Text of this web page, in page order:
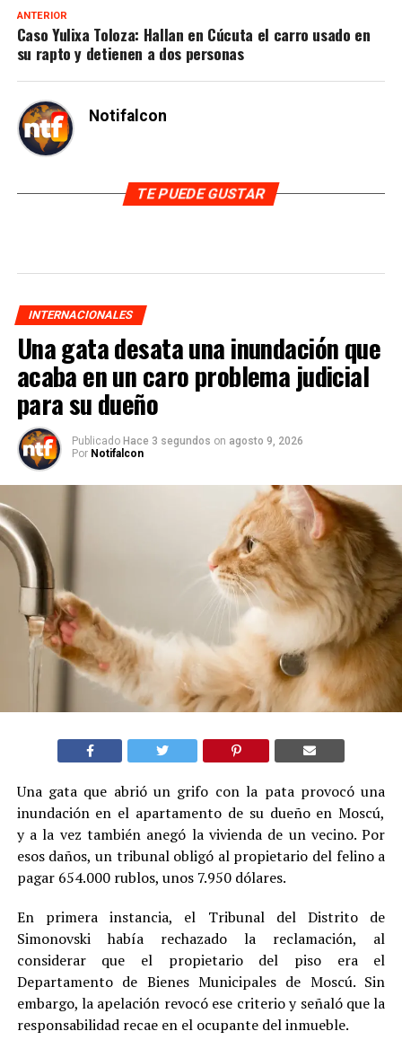
ANTERIOR
Caso Yulixa Toloza: Hallan en Cúcuta el carro usado en
su rapto y detienen a dos personas
Notifalcon
TE PUEDE GUSTAR
INTERNACIONALES
Una gata desata una inundación que
acaba en un caro problema judicial
para su dueño
Publicado Hace 3 segundos on agosto 9, 2026
Por Notifalcon
Una gata que abrió un grifo con la pata provocó una
inundación en el apartamento de su dueño en Moscú,
y a la vez también anegó la vivienda de un vecino. Por
esos daños, un tribunal obligó al propietario del felino a
pagar 654.000 rublos, unos 7.950 dólares.
En primera instancia, el Tribunal del Distrito de
Simonovski había rechazado la reclamación, al
considerar que el propietario del piso era el
Departamento de Bienes Municipales de Moscú. Sin
embargo, la apelación revocó ese criterio y señaló que la
responsabilidad recae en el ocupante del inmueble.